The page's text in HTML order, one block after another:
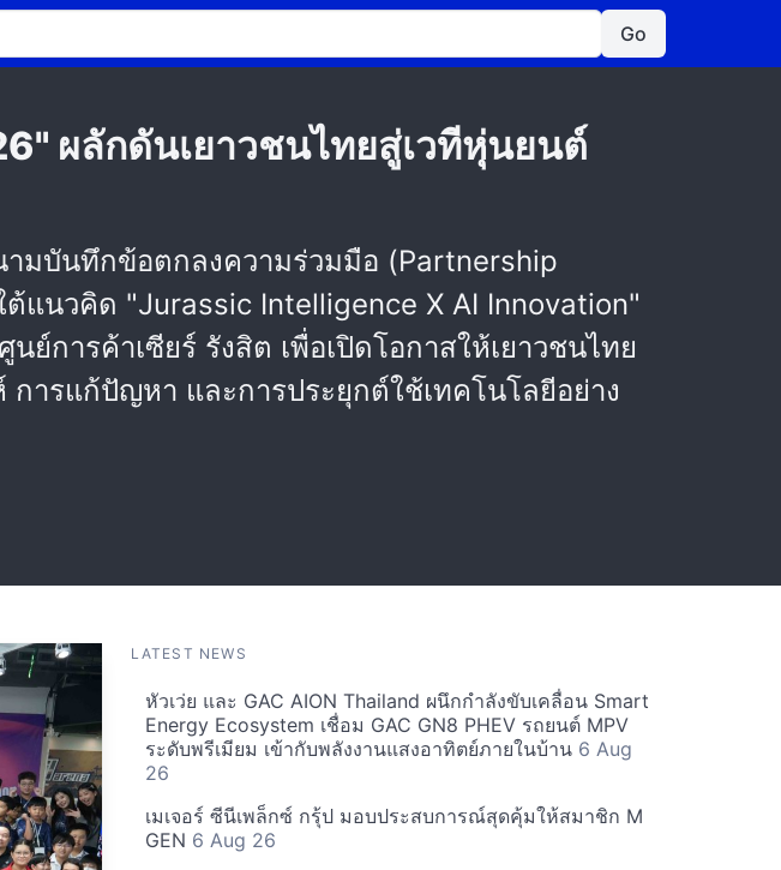
Go
ผลักดันเยาวชนไทยสู่เวทีหุ่นยนต์
มบันทึกข้อตกลงความร่วมมือ (Partnership
แนวคิด "Jurassic Intelligence X AI Innovation"
การค้าเซียร์ รังสิต เพื่อเปิดโอกาสให้เยาวชนไทย
ารแก้ปัญหา และการประยุกต์ใช้เทคโนโลยีอย่าง
LATEST NEWS
หัวเว่ย และ GAC AION Thailand ผนึกกำลังขับเคลื่อน Smart
Energy Ecosystem เชื่อม GAC GN8 PHEV รถยนต์ MPV
ระดับพรีเมียม เข้ากับพลังงานแสงอาทิตย์ภายในบ้าน 6 Aug
26
เมเจอร์ ซีนีเพล็กซ์ กรุ้ป มอบประสบการณ์สุดคุ้มให้สมาชิก M
GEN 6 Aug 26